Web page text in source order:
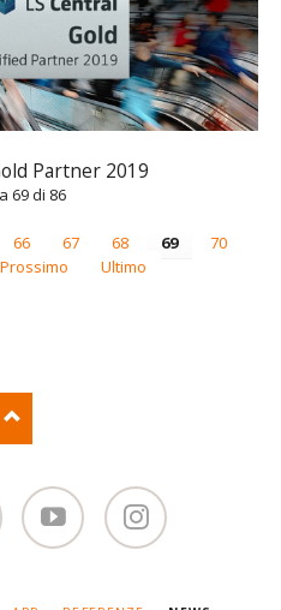
Partner 2019
69 di 86
66 67 68 69
70
Prossimo Ultimo